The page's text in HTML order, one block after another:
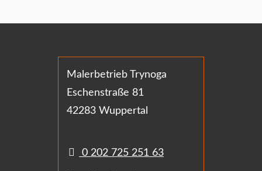
Malerbetrieb Trynoga
Eschenstraße 81
42283 Wuppertal
0 202 725 251 63